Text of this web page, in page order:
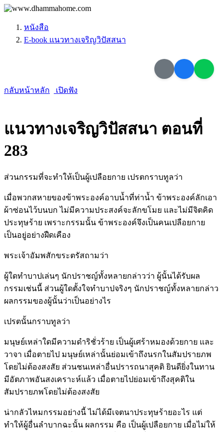
หนังสือ
E-book แนวทางเจริญวิปัสสนา
กลับหน้าหลัก เปิดฟัง
แนวทางเจริญวิปัสสนา ตอนที่
283
ส่วนกรรมที่จะทำให้เป็นผู้เปลือยกาย เปรตกราบทูลว่า
เมื่อพวกสหายของข้าพระองค์อาบน้ำที่ท่าน้ำ ข้าพระองค์ลักเอา
ผ้าซ่อนไว้บนบก ไม่มีความประสงค์จะลักขโมย และไม่มีจิตคิด
ประทุษร้าย เพราะกรรมนั้น ข้าพระองค์จึงเป็นคนเปลือยกาย
เป็นอยู่อย่างฝืดเคือง
พระเจ้าอัมพสักขระตรัสถามว่า
ผู้ใดทำบาปเล่นๆ นักปราชญ์ทั้งหลายกล่าวว่า ผู้นั้นได้รับผล
กรรมเช่นนี้ ส่วนผู้ใดตั้งใจทำบาปจริงๆ นักปราชญ์ทั้งหลายกล่าว
ผลกรรมของผู้นั้นว่าเป็นอย่างไร
เปรตนั้นกราบทูลว่า
มนุษย์เหล่าใดมีความดำริชั่วร้าย เป็นผู้เศร้าหมองด้วยกาย และ
วาจา เมื่อตายไป มนุษย์เหล่านั้นย่อมเข้าถึงนรกในสัมปรายภพ
โดยไม่ต้องสงสัย ส่วนชนเหล่าอื่นปรารถนาสุคติ ยินดียิ่งในทาน
มีอัตภาพอันสงเคราะห์แล้ว เมื่อตายไปย่อมเข้าถึงสุคติใน
สัมปรายภพโดยไม่ต้องสงสัย
น่ากลัวไหมกรรมอย่างนี้ ไม่ได้มีเจตนาประทุษร้ายอะไร แต่
ทำให้ผู้อื่นลำบากฉะนั้น ผลกรรม คือ เป็นผู้เปลือยกาย เมื่อไม่ให้